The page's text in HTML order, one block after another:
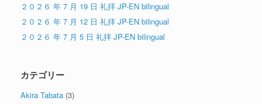
２０２６ 年 7 月 19 日 礼拝 JP-EN bilingual
２０２６ 年 7 月 12 日 礼拝 JP-EN bilingual
２０２６ 年 7 月 5 日 礼拝 JP-EN bilingual
カテゴリー
Akira Tabata (3)